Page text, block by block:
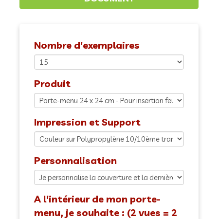
Nombre d'exemplaires
Produit
Impression et Support
Personnalisation
A l'intérieur de mon porte-
menu, je souhaite : (2 vues = 2